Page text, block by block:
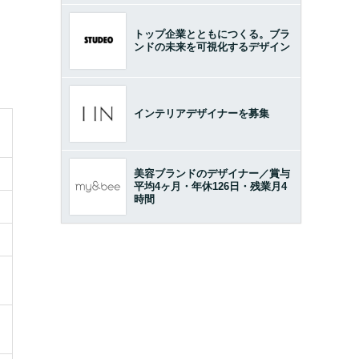
トップ企業とともにつくる。ブラ
ンドの未来を可視化するデザイン
インテリアデザイナーを募集
美容ブランドのデザイナー／賞与
平均4ヶ月・年休126日・残業月4
時間